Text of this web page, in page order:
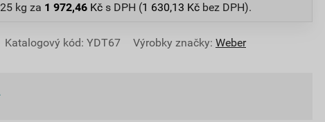
kg za 1 972,46 Kč s DPH (1 630,13 Kč bez DPH).
Katalogový kód: YDT67 Výrobky značky: Weber